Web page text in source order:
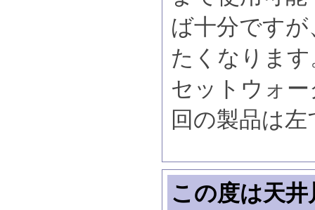
ば十分です
たくなりま
セットウォ
回の製品は左
この度は天